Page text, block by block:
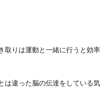
取りは運動と一緒に行うと効率
は違った脳の伝達をしている気